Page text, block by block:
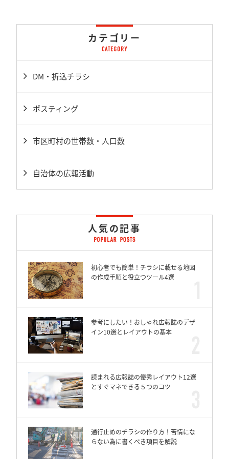
カテゴリー
DM・折込チラシ
ポスティング
市区町村の世帯数・人口数
自治体の広報活動
人気の記事
初心者でも簡単！チラシに載せる地図
の作成手順と役立つツール4選
参考にしたい！おしゃれ広報誌のデザ
イン10選とレイアウトの基本
読まれる広報誌の優秀レイアウト12選
とすぐマネできる５つのコツ
通行止めのチラシの作り方！苦情にな
らない為に書くべき項目を解説